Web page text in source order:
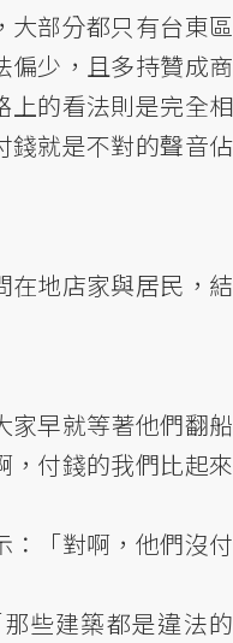
大部分都只有台東區
偏少，且多持贊成商
上的看法則是完全相
錢就是不對的聲音佔
在地店家與居民，結
家早就等著他們翻船
，付錢的我們比起來
：「對啊，他們沒付
些建築都是違法的